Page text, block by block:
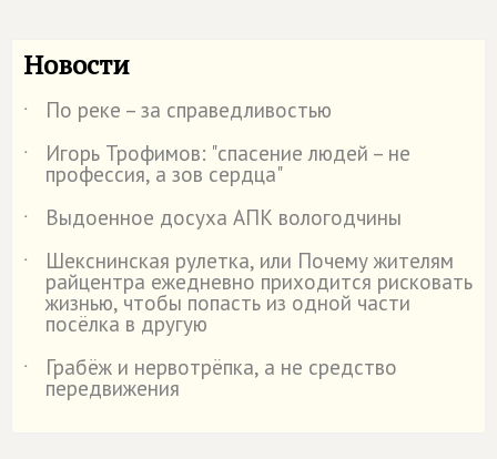
Новости
˙
По реке – за справедливостью
˙
Игорь Трофимов: "спасение людей – не
профессия, а зов сердца"
˙
Выдоенное досуха АПК вологодчины
˙
Шекснинская рулетка, или Почему жителям
райцентра ежедневно приходится рисковать
жизнью, чтобы попасть из одной части
посёлка в другую
˙
Грабёж и нервотрёпка, а не средство
передвижения